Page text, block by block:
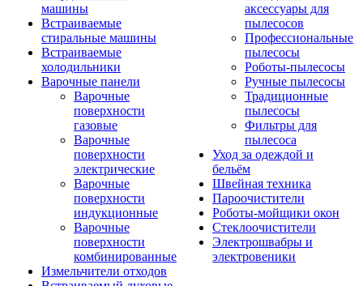
машины
Встраиваемые
стиральные машины
Встраиваемые
холодильники
Варочные панели
Варочные
поверхности
газовые
Варочные
поверхности
электрические
Варочные
поверхности
индукционные
Варочные
поверхности
комбинированные
Измельчители отходов
аксессуары для
пылесосов
Профессиональные
пылесосы
Роботы-пылесосы
Ручные пылесосы
Традиционные
пылесосы
Фильтры для
пылесоса
Уход за одеждой и
бельём
Швейная техника
Пароочистители
Роботы-мойщики окон
Стеклоочистители
Электрошвабры и
электровеники